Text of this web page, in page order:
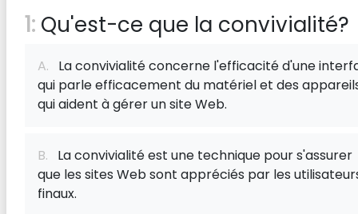
1: Qu'est-ce que la convivialité?
A. La convivialité concerne l'efficacité d'une
qui parle efficacement du matériel et des
qui aident à gérer un site Web.
B. La convivialité est une technique pour s'assurer
que les sites Web sont appréciés par les
finaux.